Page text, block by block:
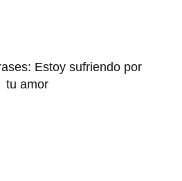
Estoy sufriendo por
tu amor